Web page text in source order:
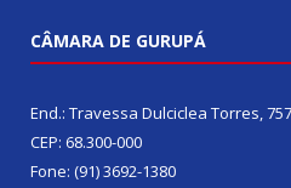
CÂMARA DE GURUPÁ
End.: Travessa Dulciclea Torres,
CEP: 68.300-000
Fone: (91) 3692-1380